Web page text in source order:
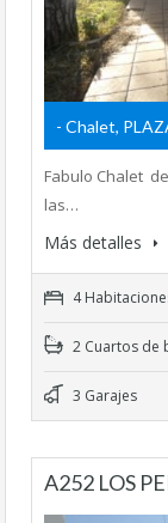
- Chalet,
Fabulo Chalet
las…
Más detalles
4
2 Cuartos de
3 Garajes
A252 LOS